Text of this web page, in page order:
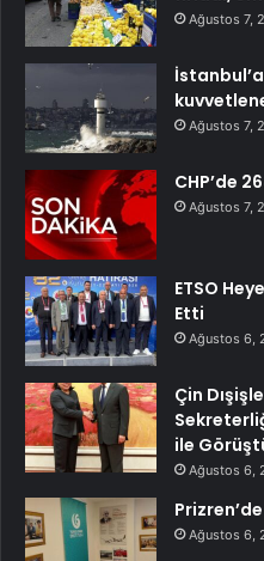
Ağustos 7,
Ağustos 7,
CHP’de
Ağustos 7,
ETSO
Etti
Ağustos 6,
Çin
ile
Ağustos 6,
Ağustos 6,